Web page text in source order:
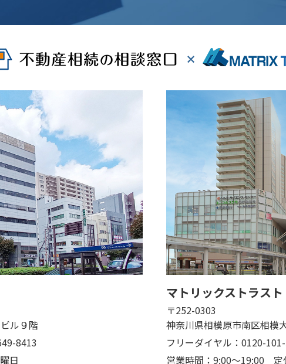
ル９階
8413
日
マトリックストラス
〒252-0303
神奈川県相模原市南区相
フリーダイヤル：0120-
営業時間：9:00～19:00
定